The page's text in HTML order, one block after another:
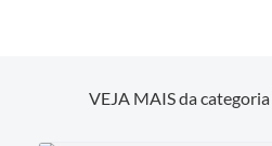
VEJA MAIS da categoria